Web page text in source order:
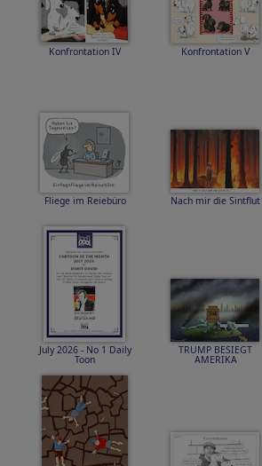
Konfrontation IV Konfrontation V
Fliege im Reiebüro Nach mir die Sintflut
July 2026 - No 1 Daily
Toon
TRUMP BESIEGT
AMERIKA